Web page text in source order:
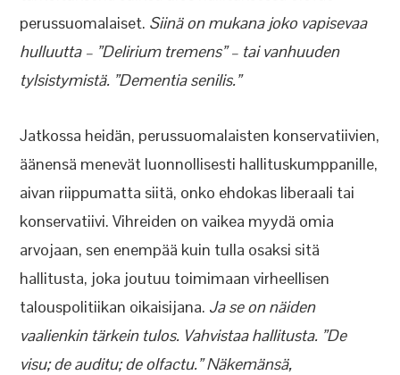
perussuomalaiset. Siinä on mukana joko vapisevaa
hulluutta – ”Delirium tremens” – tai vanhuuden
tylsistymistä. ”Dementia senilis.”
Jatkossa heidän, perussuomalaisten konservatiivien,
äänensä menevät luonnollisesti hallituskumppanille,
aivan riippumatta siitä, onko ehdokas liberaali tai
konservatiivi. Vihreiden on vaikea myydä omia
arvojaan, sen enempää kuin tulla osaksi sitä
hallitusta, joka joutuu toimimaan virheellisen
talouspolitiikan oikaisijana. Ja se on näiden
vaalienkin tärkein tulos. Vahvistaa hallitusta. ”De
visu; de auditu; de olfactu.” Näkemänsä,